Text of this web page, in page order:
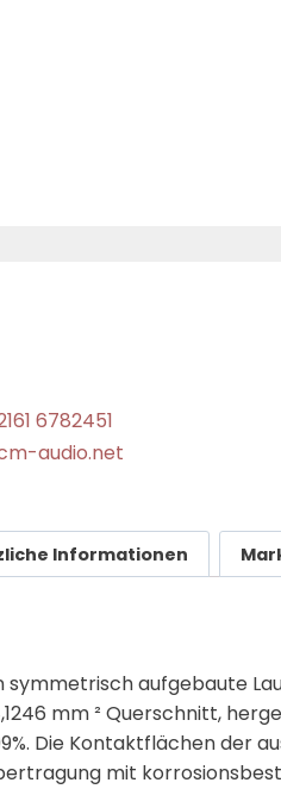
6782451
audio.net
Informationen
symmetrisch aufgebaute
mm ² Querschnitt,
Die Kontaktflächen der
mit